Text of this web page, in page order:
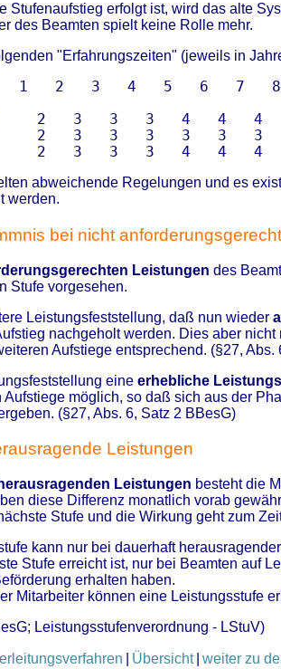
Stufenaufstieg erfolgt ist, wird das alte
des Beamten spielt keine Rolle mehr.
"Erfahrungszeiten" (jeweils in
1   2   3   4   5   6   7   8
2   3   3   3   4   4   4
2   3   3   3   3   3   3
abweichende Regelungen und es
werden.
bei nicht
Leistungen des
Stufe vorgesehen.
Leistungsfeststellung, daß nun wieder
nachgeholt werden. Dies aber
Aufstiege entsprechend. (§27, Abs.
eine erhebliche
Aufstiege möglich, so daß sich aus der
(§27, Abs. 6, Satz 2 BBesG)
Leistungen
Leistungen besteht die
diese Differenz monatlich vorab
Stufe und die Wirkung geht zum
kann nur bei dauerhaft
Stufe erreicht ist, nur bei Beamten auf
erhalten haben.
Mitarbeiter können eine Leistungsstufe
Leistungsstufenverordnung - LStuV)
Übersicht weiter zu